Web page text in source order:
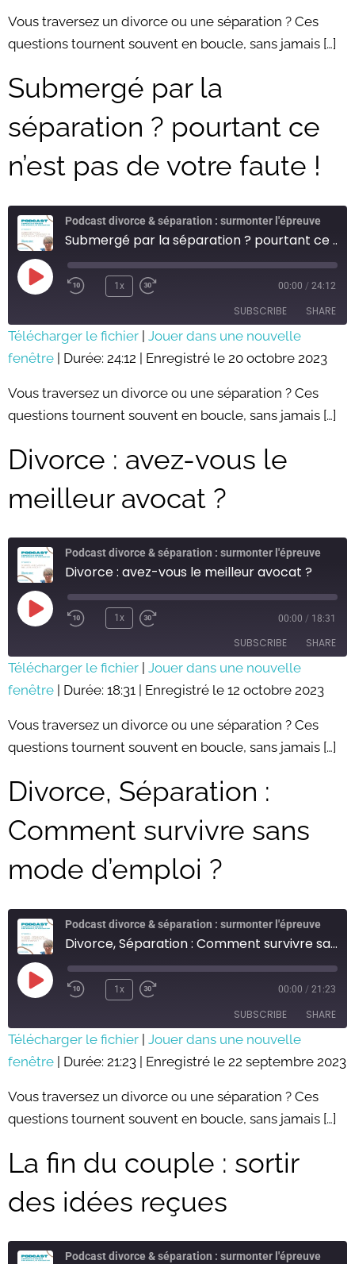
LINK
Vous traversez un divorce ou une séparation ? Ces
questions tournent souvent en boucle, sans jamais […]
Submergé par la
séparation ? pourtant ce
n’est pas de votre faute !
Podcast divorce & séparation : surmonter l'épreuve
Submergé par la séparation ? pourtant ce n'est pas de votre faute !
Play
Episode
1x 00:00 / 24:12
SUBSCRIBE SHARE
SHARE
LINK
Télécharger le fichier | Jouer dans une nouvelle
fenêtre | Durée: 24:12 | Enregistré le 20 octobre 2023
Vous traversez un divorce ou une séparation ? Ces
questions tournent souvent en boucle, sans jamais […]
Divorce : avez-vous le
meilleur avocat ?
Podcast divorce & séparation : surmonter l'épreuve
Divorce : avez-vous le meilleur avocat ?
Play
Episode
1x 00:00 / 18:31
SUBSCRIBE SHARE
SHARE
LINK
Télécharger le fichier Jouer dans une nouvelle
fenêtre
Durée: 18:31 Enregistré le 12 octobre 2023
Vous traversez un divorce ou une séparation ? Ces
questions tournent souvent en boucle, sans jamais […]
Divorce, Séparation :
Comment survivre sans
mode d’emploi ?
Podcast divorce & séparation : surmonter l'épreuve
Divorce, Séparation : Comment survivre sans mode d'emploi ?
Play
Episode
1x 00:00 / 21:23
SUBSCRIBE SHARE
SHARE
LINK
Télécharger le fichier | Jouer dans une nouvelle
fenêtre | Durée: 21:23 | Enregistré le 22 septembre 2023
Vous traversez un divorce ou une séparation ? Ces
questions tournent souvent en boucle, sans jamais […]
La fin du couple : sortir
des idées reçues
Podcast divorce & séparation : surmonter l'épreuve